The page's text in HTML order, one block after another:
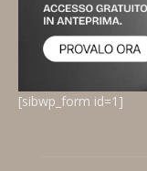
[sibwp_form id=1]